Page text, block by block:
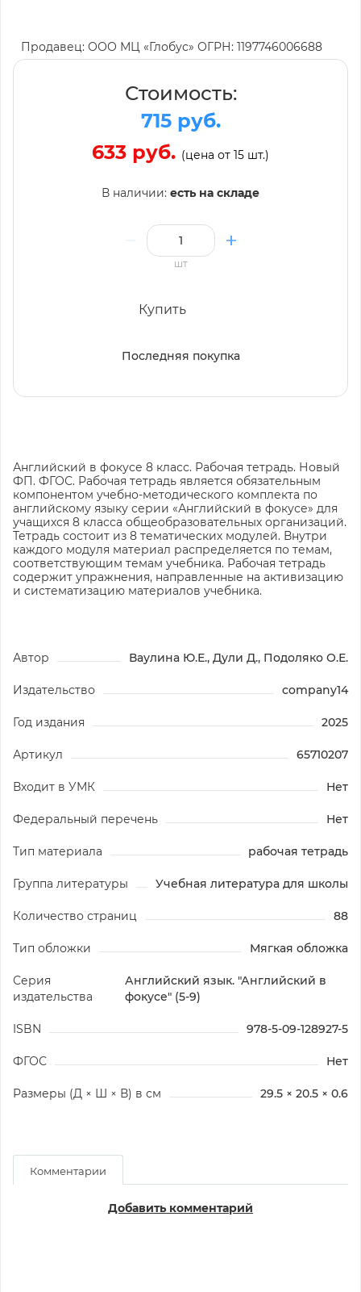
Продавец: ООО МЦ «Глобус» ОГРН: 1197746006688
Стоимость:
715 руб.
633 руб. (цена от 15 шт.)
В наличии: есть на складе
шт
Купить
Последняя покупка
Английский в фокусе 8 класс. Рабочая тетрадь. Новый
ФП. ФГОС. Рабочая тетрадь является обязательным
компонентом учебно-методического комплекта по
английскому языку серии «Английский в фокусе» для
учащихся 8 класса общеобразовательных организаций.
Тетрадь состоит из 8 тематических модулей. Внутри
каждого модуля материал распределяется по темам,
соответствующим темам учебника. Рабочая тетрадь
содержит упражнения, направленные на активизацию
и систематизацию материалов учебника.
Автор Ваулина Ю.Е., Дули Д., Подоляко О.Е.
Издательство company14
Год издания 2025
Артикул 65710207
Входит в УМК Нет
Федеральный перечень Нет
Тип материала рабочая тетрадь
Группа литературы Учебная литература для школы
Количество страниц 88
Тип обложки Мягкая обложка
Серия
издательства
Английский язык. "Английский в
фокусе" (5-9)
ISBN 978-5-09-128927-5
ФГОС Нет
Размеры (Д × Ш × В) в см 29.5 × 20.5 × 0.6
Комментарии
Добавить комментарий